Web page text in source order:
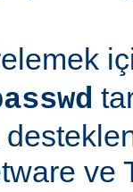
ve